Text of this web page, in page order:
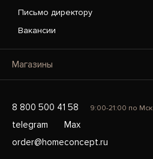
Письмо директору
Вакансии
Магазины
8 800 500 41 58 9:00-21:00 по Мск
telegram
Max
order@homeconcept.ru